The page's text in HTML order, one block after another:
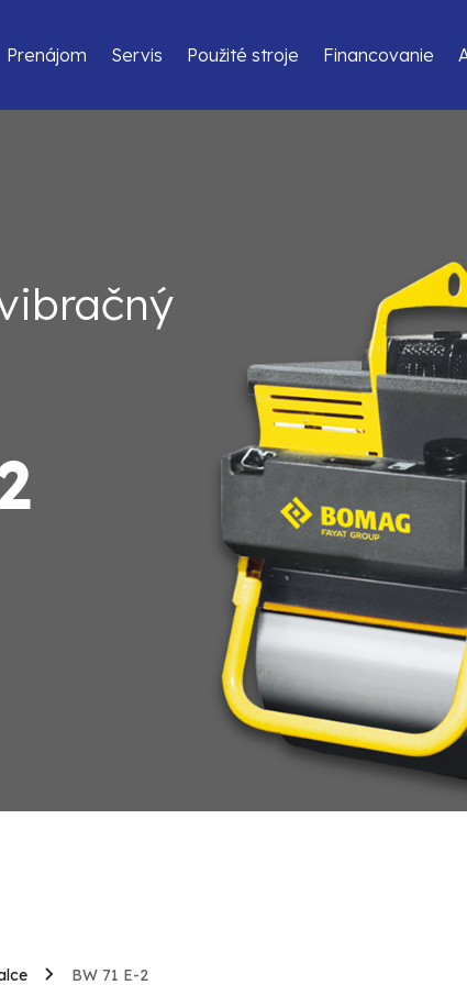
Prenájom Servis Použité stroje Financovanie
BW 71 E-2